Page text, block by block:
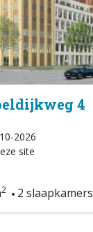
4
2026
site
2 2 slaapkamers